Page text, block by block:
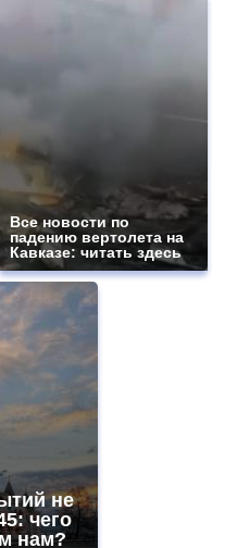
Все новости по
падению вертолета на
Кавказе: читать здесь
не
чего
нам?